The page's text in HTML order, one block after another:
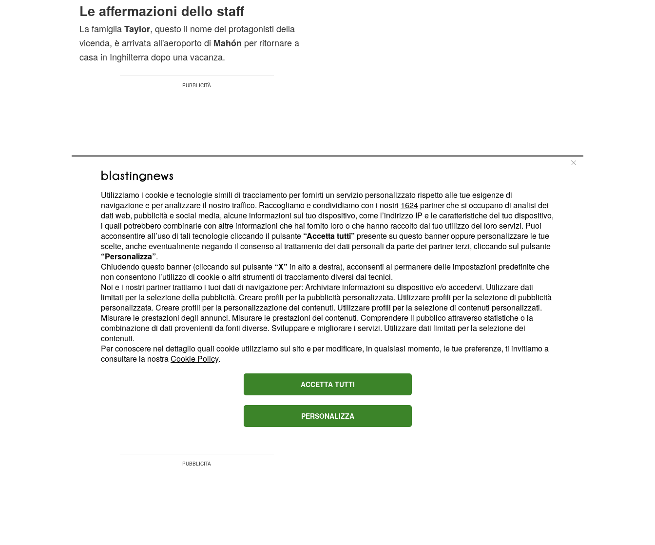
Le affermazioni dello staff
La famigliaTaylor, questo il nome dei protagonisti della
vicenda, è arrivata all'aeroporto di Mahón per ritornare a
casa in Inghilterra dopo una vacanza.
I Taylor, però, hanno ricevutouna brutta sorpresauna volta
saliti sul mezzo: le poltrone che loro avevano prenotato,
rispettivamente ai posti 41 D, E ed F non c'erano, ma al loro
posto erano presenti solo degli spazi vuoti. Pur di tornare a
casa, la famiglia ha deciso di sedersi per terra durante il
viaggio. Ovviamente, affrontare un volo per terra non è per
niente sicuro per i passeggeri.Paula Taylor44 anni e suo
marito Ian di 55, insieme alla figlia Brooke di 10 anni, hanno
deciso di raccontare la vicenda alla trasmissione televisiva
La storia risale allo scorso giugno, ma i protagonisti l'hanno
Utilizziamo i cookie e tecnologie simili di tracciamento per fornirti un servizio personalizzato rispetto alle tue esigenze di
navigazione e per analizzare il nostro traffico. Raccogliamo e condividiamo con i nostri 1624partner che si occupano di analisi dei
dati web, pubblicità e social media, alcune informazioni sul tuo dispositivo, come l’indirizzo IP e le caratteristiche del tuo dispositivo,
i quali potrebbero combinarle con altre informazioni che hai fornito loro o che hanno raccolto dal tuo utilizzo dei loro servizi. Puoi
acconsentire all’uso di tali tecnologie cliccando il pulsante “Accetta tutti” presente su questo banner oppure personalizzare le tue
scelte, anche eventualmente negando il consenso al trattamento dei dati personali da parte dei partner terzi, cliccando sul pulsante
“Personalizza”.
Chiudendo questo banner (cliccando sul pulsante “X” in alto a destra), acconsenti al permanere delle impostazioni predefinite che
non consentono l’utilizzo di cookie o altri strumenti di tracciamento diversi dai tecnici.
Noi e i nostri partner trattiamo i tuoi dati di navigazione per: Archiviare informazioni su dispositivo e/o accedervi. Utilizzare dati
limitati per la selezione della pubblicità. Creare profili per la pubblicità personalizzata. Utilizzare profili per la selezione di pubblicità
personalizzata. Creare profili per la personalizzazione dei contenuti. Utilizzare profili per la selezione di contenuti personalizzati.
Misurare le prestazioni degli annunci. Misurare le prestazioni dei contenuti. Comprendere il pubblico attraverso statistiche o la
combinazione di dati provenienti da fonti diverse. Sviluppare e migliorare i servizi. Utilizzare dati limitati per la selezione dei
contenuti.
Per conoscere nel dettaglio quali cookie utilizziamo sul sito e per modificare, in qualsiasi momento, le tue preferenze, ti invitiamo a
consultare la nostraCookie Policy.
ACCETTA TUTTI
PERSONALIZZA